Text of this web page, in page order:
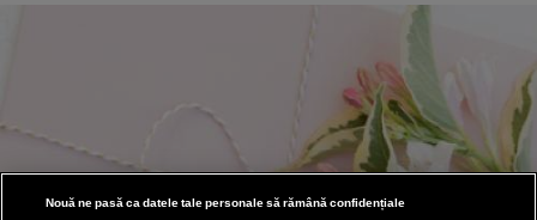
Nouă ne pasă ca datele tale personale să rămână confidențiale